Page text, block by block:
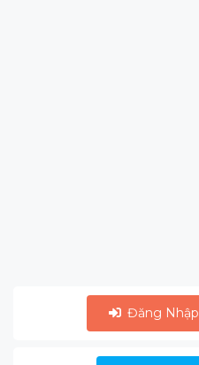
Đăng Nhập